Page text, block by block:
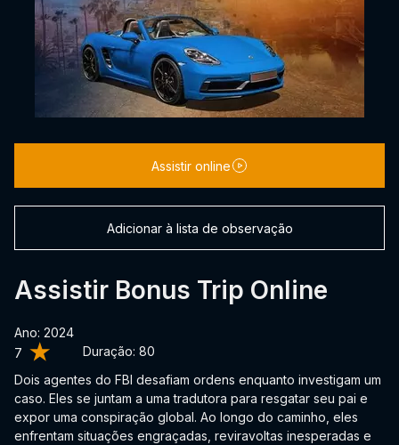
7 Duração: 80
Assistir Bonus Trip Online
Ano: 2024
Dois agentes do FBI desafiam ordens enquanto investigam um
caso. Eles se juntam a uma tradutora para resgatar seu pai e
expor uma conspiração global. Ao longo do caminho, eles
enfrentam situações engraçadas, reviravoltas inesperadas e
Assistir online
Adicionar à lista de observação